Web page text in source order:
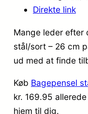
Direkte link
Mange leder efter
stål/sort – 26 cm
ud med at finde
Køb Bagepensel
kr. 169.95
hjem til dig.